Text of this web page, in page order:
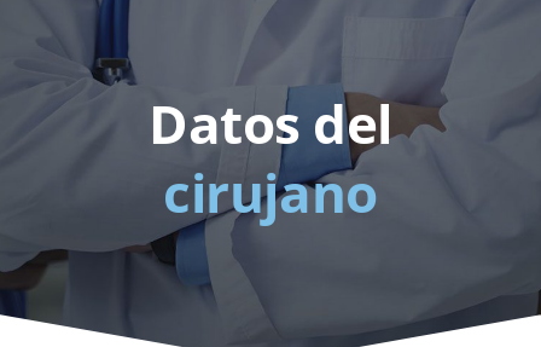
Datos del
cirujano